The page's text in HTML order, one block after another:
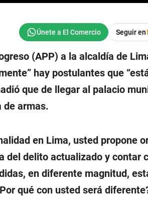
Seguir en
(APP) a la alcaldía de
hay postulantes que
que de llegar al palacio
de armas.
en Lima, usted propone
del delito actualizado y contar
en diferente magnitud,
qué con usted será